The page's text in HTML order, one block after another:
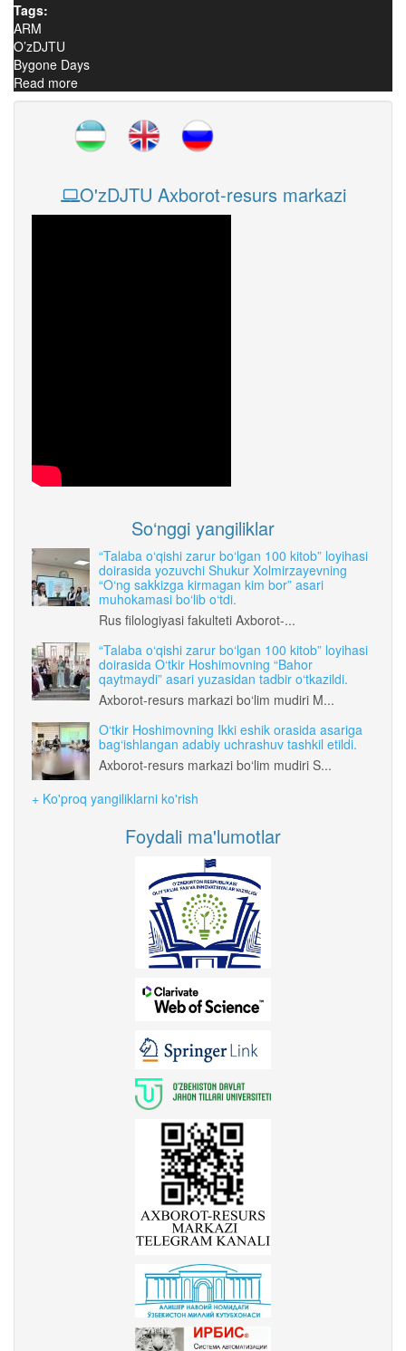
Tags:
ARM
O’zDJTU
Bygone Days
Read more
ROMANI TARJIMONI MARK EDUARD RIZ O’zDJTUga
TASHRIF BUYURDI
O'zDJTU Axborot-resurs markazi
So‘nggi yangiliklar
“Talaba o‘qishi zarur bo‘lgan 100 kitob” loyihasi
doirasida yozuvchi Shukur Xolmirzayevning
“O‘ng sakkizga kirmagan kim bor” asari
muhokamasi bo‘lib o‘tdi.
Rus filologiyasi fakulteti Axborot-...
“Talaba o‘qishi zarur bo‘lgan 100 kitob” loyihasi
doirasida O‘tkir Hoshimovning “Bahor
qaytmaydi” asari yuzasidan tadbir o‘tkazildi.
Axborot-resurs markazi bo‘lim mudiri M...
O‘tkir Hoshimovning Ikki eshik orasida asariga
bag‘ishlangan adabiy uchrashuv tashkil etildi.
Axborot-resurs markazi bo‘lim mudiri S...
+ Ko'proq yangiliklarni ko'rish
Foydali ma'lumotlar